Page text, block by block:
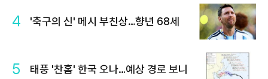
4 '축구의 신' 메시 부친상…향년 68세
5 태풍 '찬홈' 한국 오나…예상 경로 보니